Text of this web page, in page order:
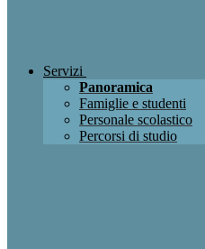
Servizi
Panoramica
Famiglie e studenti
Personale scolastico
Percorsi di studio